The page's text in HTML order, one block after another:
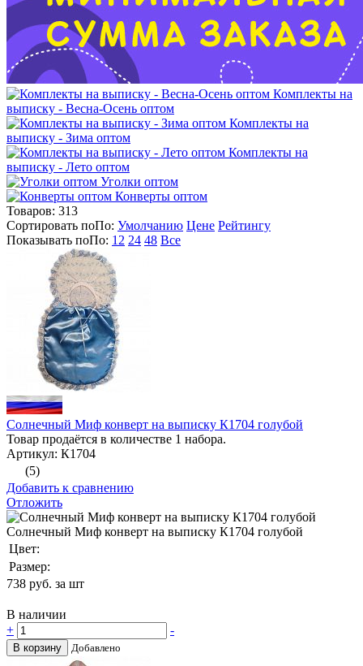
Комплекты на
выписку - Весна-Осень оптом
Комплекты на
выписку - Зима оптом
Комплекты на
выписку - Лето оптом
Уголки оптом
Конверты оптом
Товаров: 313
Сортировать поПо: Умолчанию Цене Рейтингу
Показывать поПо: 12 24 48 Все
Солнечный Миф конверт на выписку К1704 голубой
Товар продаётся в количестве 1 набора.
Артикул: К1704
(5)
Добавить к сравнению
Отложить
Солнечный Миф конверт на выписку К1704 голубой
Цвет:
Размер:
738 руб. за шт
В наличии
+
-
В корзину Добавлено